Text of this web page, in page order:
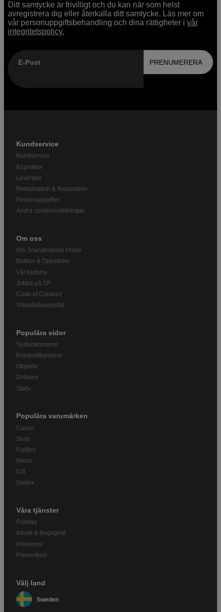
Ditt samtycke är frivilligt och du kan när som helst
avregistrera dig eller återkalla ditt samtycke. Läs mer om
vår personuppgiftsbehandling och dina rättigheter ivår
integritetspolicy.
E-Post PRENUMERERA
Kundservice
Kundservice
Köpvillkor
Leverans
Reklamation & Reparation
Personuppgifter
Ändra cookieinställningar
Om oss
Om Scandinavian Photo
Butiker & Öppettider
Vår historia
Jobba på SP
Code of Conduct
Visselblåsarportal
Populära sidor
Systemkameror
Kompaktkameror
Objektiv
Drönare
Stativ
Populära varumärken
Canon
Sony
Fujifilm
Nikon
DJI
Godox
Våra tjänster
Företag
Inbyte & Begagnat
Fotokonst
Presentkort
Välj land
Sweden